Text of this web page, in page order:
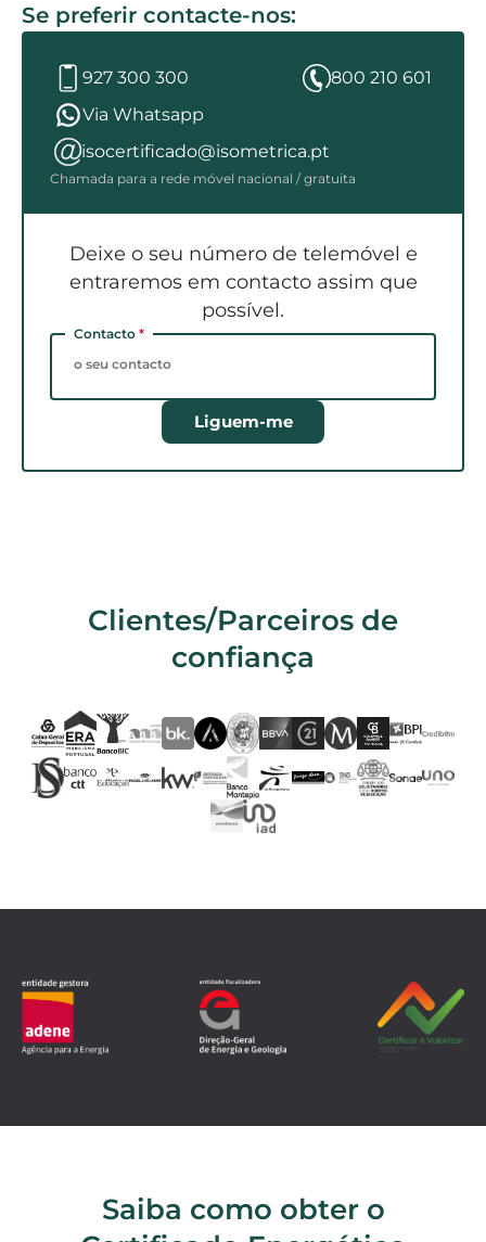
Se preferir contacte-nos:
927 300 300
800 210 601
Via Whatsapp
isocertificado@isometrica.pt
Chamada para a rede móvel nacional / gratuita
Deixe o seu número de telemóvel e
entraremos em contacto assim que
possível.
Contacto *
Liguem-me
Clientes/Parceiros de
confiança
Saiba como obter o